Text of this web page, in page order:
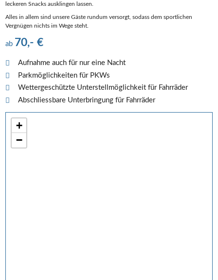
+
−
leckeren Snacks ausklingen lassen.
Alles in allem sind unsere Gäste rundum versorgt, sodass dem sportlichen
Vergnügen nichts im Wege steht.
ab 70,- €
Aufnahme auch für nur eine Nacht
Parkmöglichkeiten für PKWs
Wettergeschützte Unterstellmöglichkeit für Fahrräder
Abschliessbare Unterbringung für Fahrräder